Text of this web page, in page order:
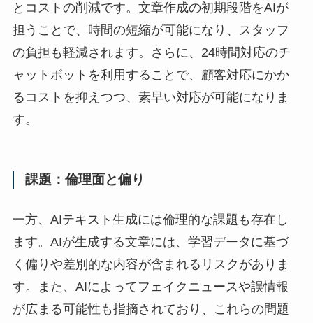
とコストの削減です。文章作成の初期段階をAIが
担うことで、時間の短縮が可能になり、スタッフ
の負担も軽減されます。さらに、24時間対応のチ
ャットボットを利用することで、顧客対応にかか
るコストを抑えつつ、素早い対応が可能になりま
す。
課題：倫理面と偏り
一方、AIテキスト生成には倫理的な課題も存在し
ます。AIが生成する文章には、学習データに基づ
く偏りや差別的な内容が含まれるリスクがありま
す。また、AIによってフェイクニュースや誤情報
が広まる可能性も指摘されており、これらの問題